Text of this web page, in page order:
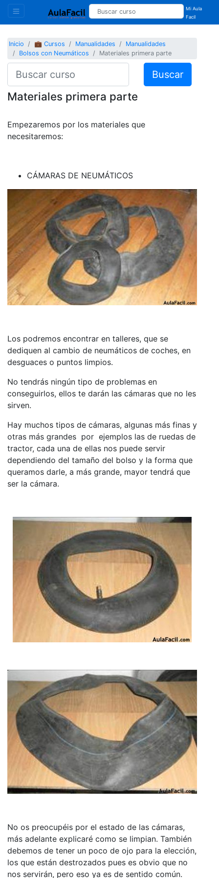
Mi Aula
Facil
Inicio 💼 Cursos Manualidades
Manualidades
Bolsos con Neumáticos
Materiales primera parte
Buscar
Materiales primera parte
Empezaremos por los materiales que
necesitaremos:
CÁMARAS DE NEUMÁTICOS
Los podremos encontrar en talleres, que se
dediquen al cambio de neumáticos de coches, en
desguaces o puntos limpios.
No tendrás ningún tipo de problemas en
conseguirlos, ellos te darán las cámaras que no les
sirven.
Hay muchos tipos de cámaras, algunas más finas y
otras más grandes por ejemplos las de ruedas de
tractor, cada una de ellas nos puede servir
dependiendo del tamaño del bolso y la forma que
queramos darle, a más grande, mayor tendrá que
ser la cámara.
No os preocupéis por el estado de las cámaras,
más adelante explicaré como se limpian. También
debemos de tener un poco de ojo para la elección,
los que están destrozados pues es obvio que no
nos servirán, pero eso ya es de sentido común.